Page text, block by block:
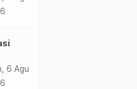
Siap
6 Agu